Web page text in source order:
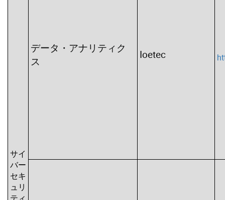
サイ
バー
セキ
ュリ
データ・アナリティク
ス
Ioetec